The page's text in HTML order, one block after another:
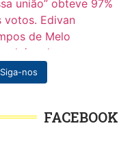
Siga-nos
FACEBOOK